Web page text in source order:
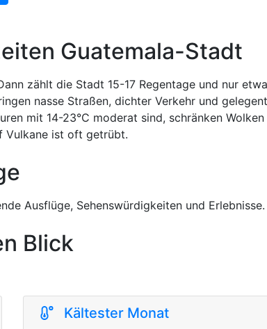
Guatemala-Stadt
zählt die Stadt 15-17 Regentage und nur
nasse Straßen, dichter Verkehr und
mit 14-23°C moderat sind, schränken Wolken
Vulkane ist oft getrübt.
Ausflüge, Sehenswürdigkeiten und Erlebnisse.
Blick
Kältester Monat